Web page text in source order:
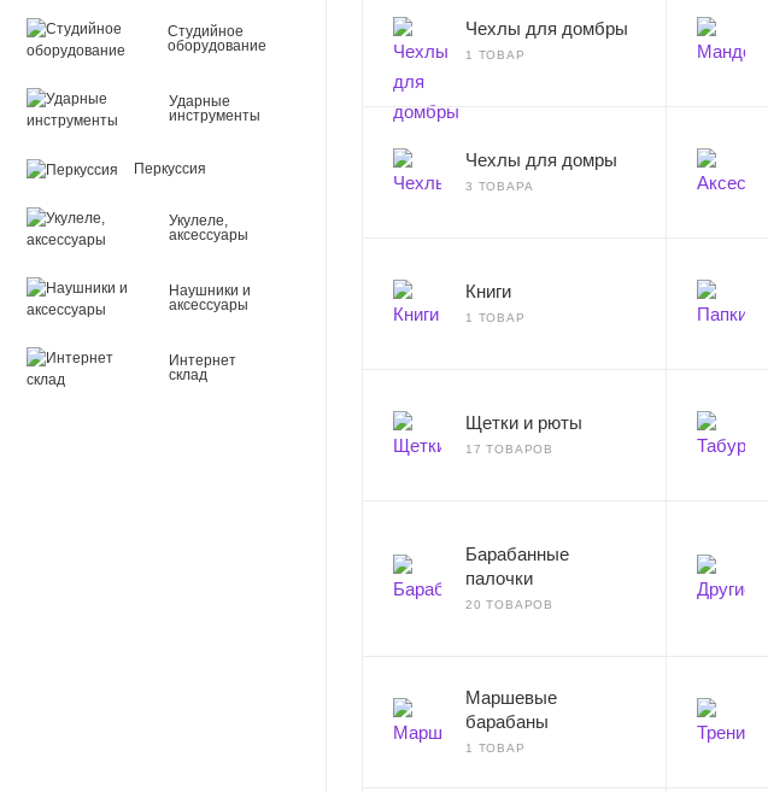
Студийное
оборудование
Ударные
инструменты
Перкуссия
Укулеле,
аксессуары
Наушники и
аксессуары
Интернет
склад
Чехлы для домбры
1 ТОВАР
Чехлы для домры
3 ТОВАРА
Книги
1 ТОВАР
Щетки и рюты
17 ТОВАРОВ
Барабанные
палочки
20 ТОВАРОВ
Маршевые
барабаны
1 ТОВАР